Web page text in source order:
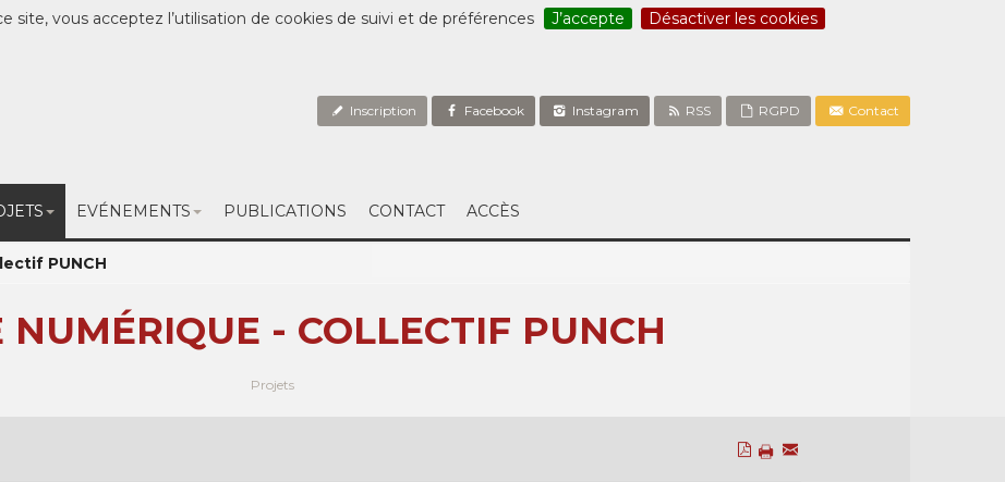
site, vous acceptez l’utilisation de cookies de suivi et de préférences J’accepte Désactiver les cookies
Inscription Facebook Instagram RSS RGPD Contact
EVÉNEMENTS PUBLICATIONS CONTACT ACCÈS
PUNCH
NUMÉRIQUE - COLLECTIF PUNCH
Projets